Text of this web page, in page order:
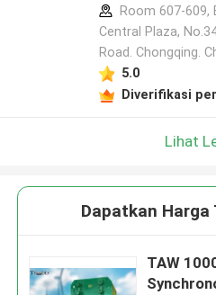
Room 607-609,
Central Plaza,
Road. Chongqing.
5.0
Diverifikasi
Lihat
Dapatkan
TAW